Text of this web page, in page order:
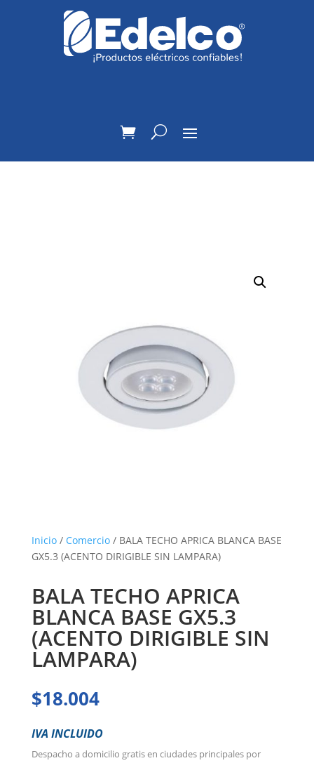
Inicio/ Comercio/ BALA TECHO APRICA BLANCA BASE
GX5.3 (ACENTO DIRIGIBLE SIN LAMPARA)
BALA TECHO APRICA
BLANCA BASE GX5.3
(ACENTO DIRIGIBLE SIN
LAMPARA)
$18.004
IVA INCLUIDO
Despacho a domicilio gratis en ciudades principales por